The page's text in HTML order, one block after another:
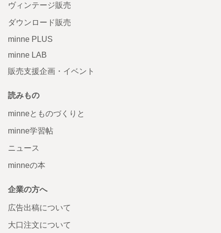
ヴィンテージ販売
ダウンロード販売
minne PLUS
minne LAB
販売支援企画・イベント
読みもの
minneとものづくりと
minne学習帖
ニュース
minneの本
企業の方へ
広告出稿について
大口注文について